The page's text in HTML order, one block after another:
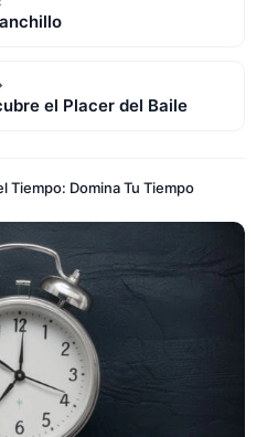
el Placer del Baile
Tiempo: Domina Tu Tiempo